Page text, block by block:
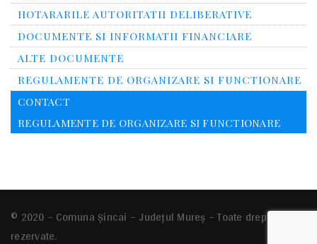
HOTARARILE AUTORITATII DELIBERATIVE
DOCUMENTE SI INFORMATII FINANCIARE
ALTE DOCUMENTE
REGULAMENTE DE ORGANIZARE SI FUNCTIONARE
CONTACT
REGULAMENTE DE ORGANIZARE SI FUNCTIONARE
© 2020 – Comuna Şincai – Județul Mureș – Toate drepturile
rezervate.